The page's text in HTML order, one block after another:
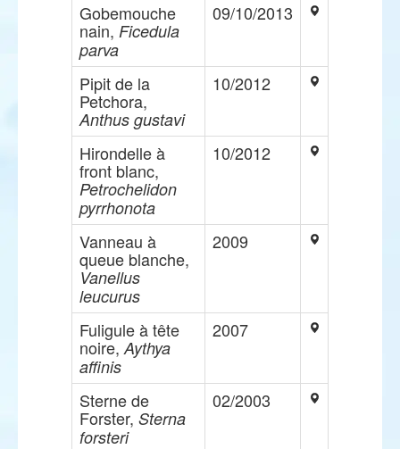
Gobemouche
nain, Ficedula
parva
09/10/2013
Pipit de la
Petchora,
Anthus gustavi
10/2012
Hirondelle à
front blanc,
Petrochelidon
pyrrhonota
10/2012
Vanneau à
queue blanche,
Vanellus
leucurus
2009
Fuligule à tête
noire, Aythya
affinis
2007
Sterne de
Forster, Sterna
forsteri
02/2003